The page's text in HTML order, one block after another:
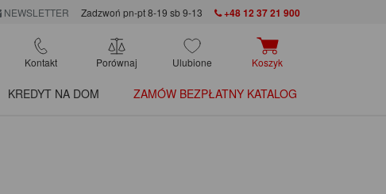
NEWSLETTER Zadzwoń pn-pt 8-19 sb 9-13 +48 12 37 21 900
Kontakt Porównaj Ulubione Koszyk
KREDYT NA DOM ZAMÓW BEZPŁATNY KATALOG